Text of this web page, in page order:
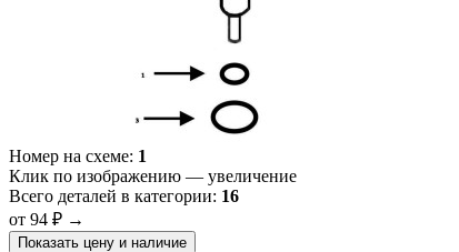
Номер на схеме: 1
Клик по изображению — увеличение
Всего деталей в категории: 16
от 94 ₽ →
Показать цену и наличие